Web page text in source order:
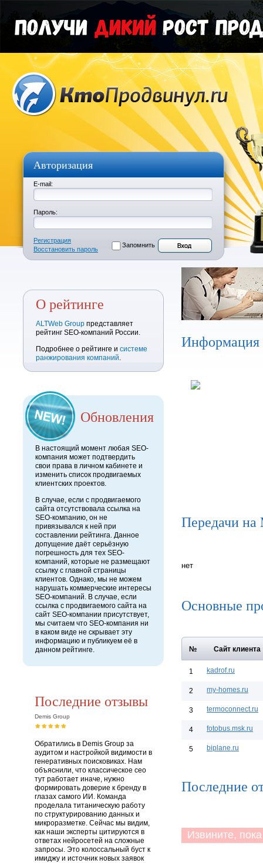
Авторизация
E-mail:
Пароль:
Регистрация
Восстановить пароль
Запомнить
О рейтинге
ALTWeb Group представляет
рейтинг SEO-компаний России.
Подробнее о рейтинге и системе
ранжирования компаний.
Обновления
В настоящий момент любая SEO-
компания может подтвердить
свои права в личном кабинете и
изменить список продвигаемых
клиентских проектов.
В случае, если с продвигаемого
сайта отсутствовала ссылка на
SEO-компанию, он не
привязывался к ней при
составлении рейтинга. Данное
допущение даёт серьёзную
погрешность для тех SEO-
компаний, которые не размещают
ссылку с главной страницы
клиентов. Однако, мы не можем
нарушать коммерческие интересы
SEO-компаний. В случае, если
ссылка с продвигаемого сайта на
сайт SEO-компании присутствует,
мы считаем что SEO-компания ни
в каком виде не скрывает эту
информацию и публикуем её в
данном рейтинге.
Последние отзывы
Demis Group
Обратились в Demis Group за
аудитом и настройкой видимости в
генеративных поисковиках. Нам
объяснили, что классическое сео
тут работает иначе, нужно
формировать доверие к бренду в
глазах самого ИИ. Команда
проделала титаническую работу
по структурированию данных и
микроразметке. Сейчас мы видим,
как наши эксперты цитируются в
ответах нейросетей на сложные
запросы. Это колоссальный буст к
имиджу и источник новых заявок
Информация
Передачи на
нет
Основные
№ Сайт клиента
1 kadrof.ru
2 my-homes.ru
3 termoconnect.ru
4 fotobus.msk.ru
5 biplane.ru
Последние
Извините,